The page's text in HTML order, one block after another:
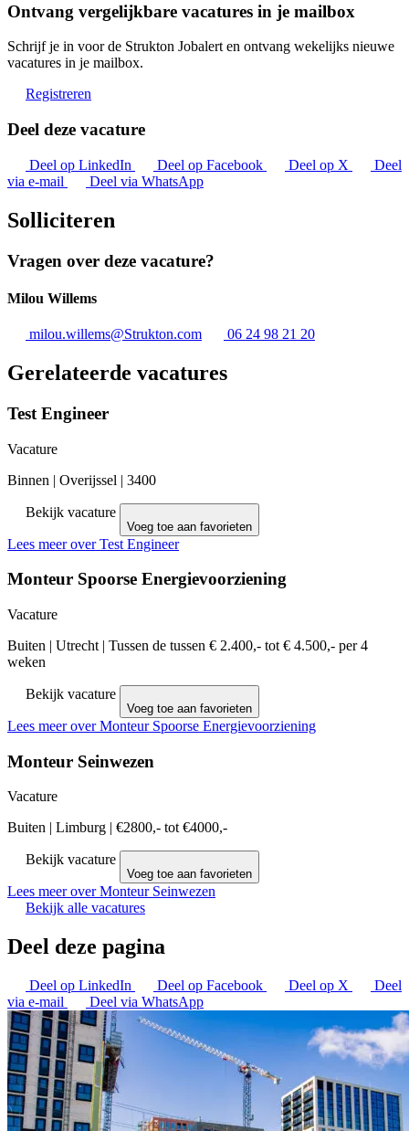
Ontvang vergelijkbare vacatures in je mailbox
Schrijf je in voor de Strukton Jobalert en ontvang wekelijks nieuwe
vacatures in je mailbox.
Registreren
Deel deze vacature
Deel op LinkedIn Deel op Facebook Deel op X
Deel
via e-mail
Deel via WhatsApp
Solliciteren
Vragen over deze vacature?
Milou Willems
milou.willems@Strukton.com 06 24 98 21 20
Gerelateerde vacatures
Test Engineer
Vacature
Binnen | Overijssel | 3400
Bekijk vacature
Voeg toe aan favorieten
Lees meer over Test Engineer
Monteur Spoorse Energievoorziening
Vacature
Buiten | Utrecht | Tussen de tussen € 2.400,- tot € 4.500,- per 4
weken
Bekijk vacature
Voeg toe aan favorieten
Lees meer over Monteur Spoorse Energievoorziening
Monteur Seinwezen
Vacature
Buiten | Limburg | €2800,- tot €4000,-
Bekijk vacature
Voeg toe aan favorieten
Lees meer over Monteur Seinwezen
Bekijk alle vacatures
Deel deze pagina
Deel op LinkedIn Deel op Facebook Deel op X
Deel
via e-mail
Deel via WhatsApp